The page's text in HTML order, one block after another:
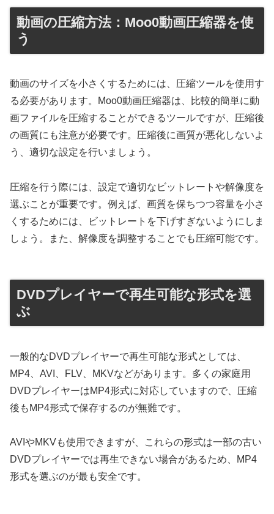
動画の圧縮方法：Moo0動画圧縮器を使
う
動画のサイズを小さくするためには、圧縮ツールを使用す
る必要があります。Moo0動画圧縮器は、比較的簡単に動
画ファイルを圧縮することができるツールですが、圧縮後
の画質にも注意が必要です。圧縮後に画質が悪化しないよ
う、適切な設定を行いましょう。
圧縮を行う際には、設定で適切なビットレートや解像度を
選ぶことが重要です。例えば、画質を保ちつつ容量を小さ
くするためには、ビットレートを下げすぎないようにしま
しょう。また、解像度を調整することでも圧縮可能です。
DVDプレイヤーで再生可能な形式を選
ぶ
一般的なDVDプレイヤーで再生可能な形式としては、
MP4、AVI、FLV、MKVなどがあります。多くの家庭用
DVDプレイヤーはMP4形式に対応していますので、圧縮
後もMP4形式で保存するのが無難です。
AVIやMKVも使用できますが、これらの形式は一部の古い
DVDプレイヤーでは再生できない場合があるため、MP4
形式を選ぶのが最も安全です。